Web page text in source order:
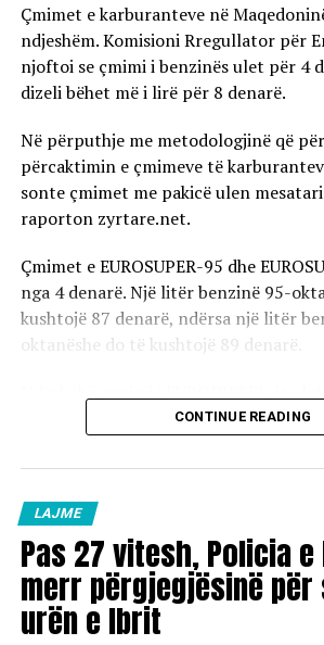
Çmimet e karburanteve në
ndjeshëm. Komisioni Rregullator për
njoftoi se çmimi i benzinës ulet për 4
dizeli bëhet më i lirë për 8 denarë.
Në përputhje me metodologjinë që
përcaktimin e çmimeve të
sonte çmimet me pakicë ulen
raporton zyrtare.net.
Çmimet e EUROSUPER-95 dhe
nga 4 denarë. Një litër benzinë 95-
kushtojë 87 denarë, ndërsa një litër
oktanëshe do të kushtojë 89 denarë.
denarë, duke bërë që një litër naftë të
Çmimet e reja hyjnë në fuqi sonte në
CONTINUE READING
LAJME
Pas 27 vitesh, Policia e
merr përgjegjësinë për
urën e Ibrit